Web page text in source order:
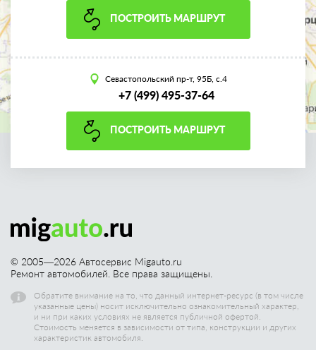
ПОСТРОИТЬ МАРШРУТ
Севастопольский пр-т, 95Б, с.4
+7 (499) 495-37-64
ПОСТРОИТЬ МАРШРУТ
© 2005—2026 Автосервис Migauto.ru
Ремонт автомобилей. Все права защищены.
Обратите внимание на то, что данный интернет-ресурс (в том числе
указанные цены) носит исключительно ознакомительный характер,
и ни при каких условиях не является публичной офертой.
Стоимость меняется в зависимости от типа, конструкции и других
характеристик автомобиля.